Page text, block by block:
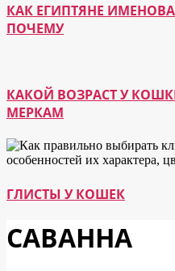
КАК ЕГИПТЯНЕ
ПОЧЕМУ
КАКОЙ ВОЗРАСТ У
МЕРКАМ
ГЛИСТЫ У КОШЕК
САВАННА